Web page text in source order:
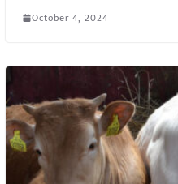
October 4, 2024